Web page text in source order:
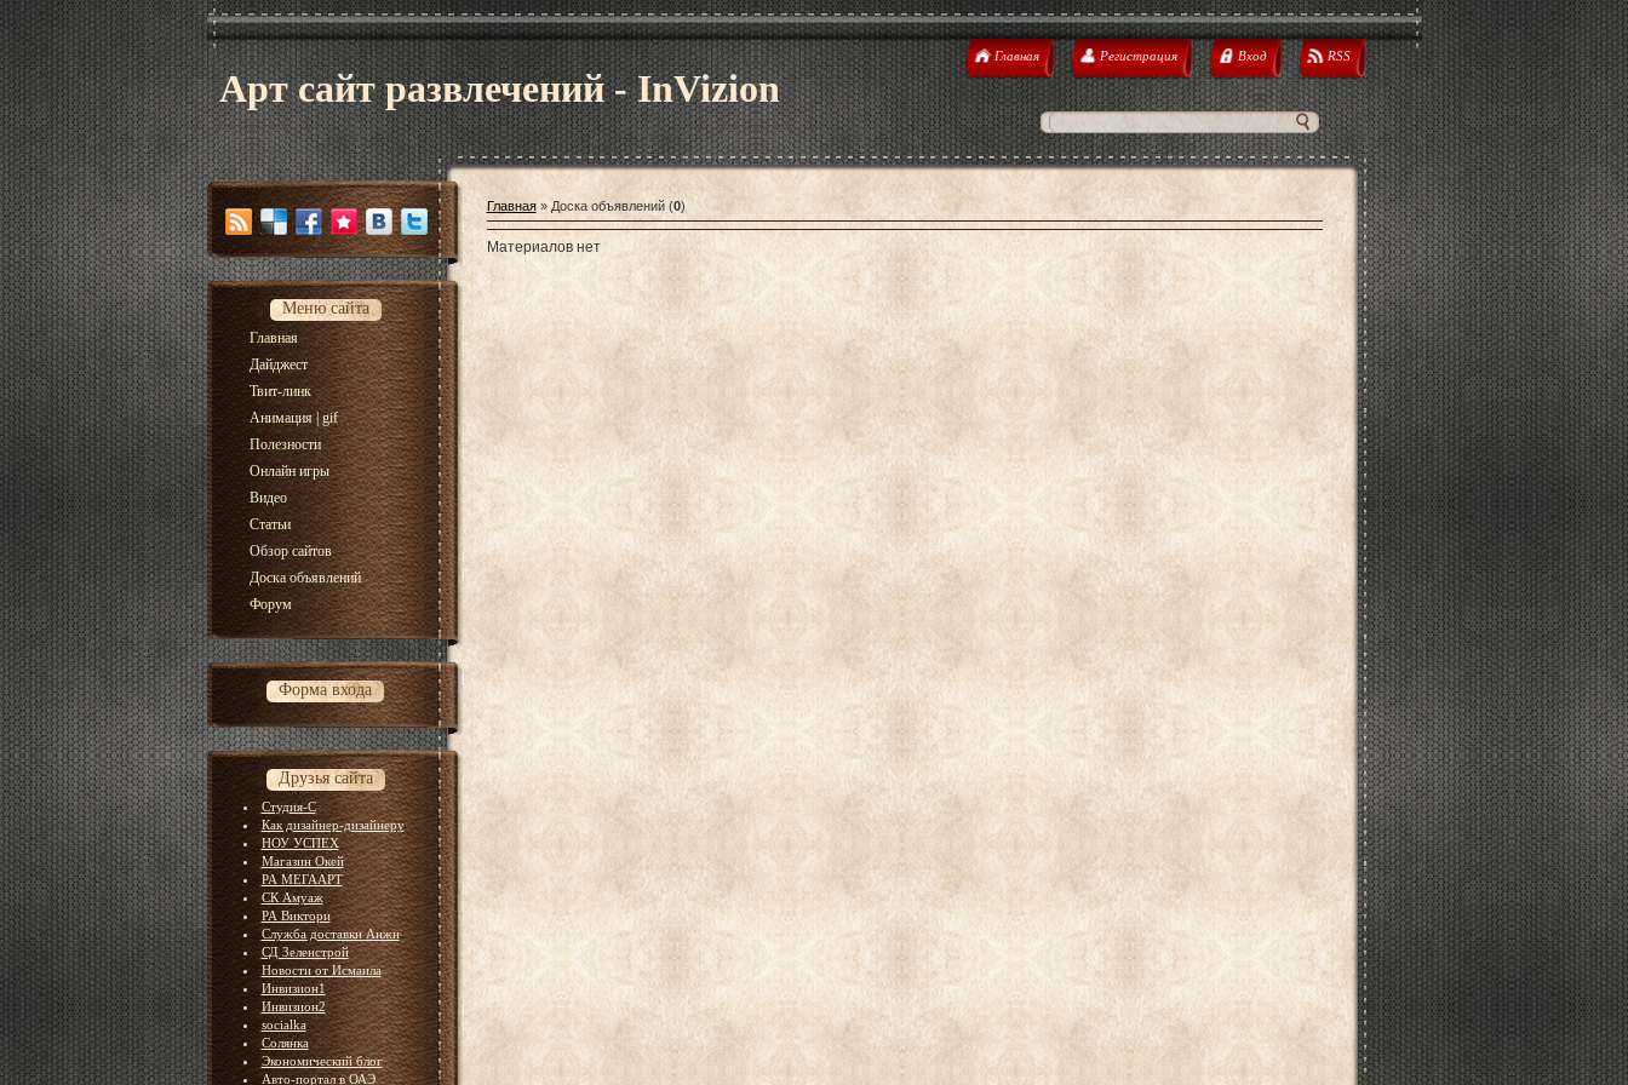
Арт сайт развлечений - InVizion
Главная Регистрация Вход RSS
Меню сайта
Главная
Дайджест
Твит-линк
Анимация | gif
Полезности
Онлайн игры
Видео
Статьи
Обзор сайтов
Доска объявлений
Форум
Форма входа
Друзья сайта
Студия-С
Как дизайнер-дизайнеру
НОУ УСПЕХ
Магазин Окей
РА МЕГААРТ
СК Амуаж
РА Виктори
Служба доставки Анжи
СД Зеленстрой
Новости от Исмаила
Инвизион1
Инвизион2
socialka
Солянка
Экономический блог
Авто-портал в ОАЭ
Главная» Доска объявлений(0)
Материалов нет